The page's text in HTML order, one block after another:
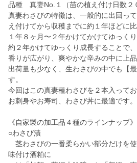
品種 真妻No.１（苗の植え付け日数２
真妻わさびの特徴は、一般的に出回っ
え付けてから収穫までに約１年ほどに
１年８ヶ月〜２年かけてかけてゆっく
約２年かけてゆっくり成長することで
香りが広がり、爽やかな辛みの中に上
出荷量も少なく、生わさびの中でも【
す。
今回はこの真妻種わさびを２本入ってお
お刺身やお寿司、わさび丼に最適です。
《自家製の加工品４種のラインナップ》
○わさび漬
茎わさびの一番柔らかい部分だけを使
味付け酒粕に